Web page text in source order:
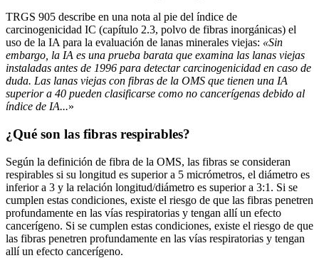
TRGS 905 describe en una nota al pie del índice de
carcinogenicidad IC (capítulo 2.3, polvo de fibras inorgánicas) el
uso de la IA para la evaluación de lanas minerales viejas: «Sin
embargo, la IA es una prueba barata que examina las lanas viejas
instaladas antes de 1996 para detectar carcinogenicidad en caso de
duda. Las lanas viejas con fibras de la OMS que tienen una IA
superior a 40 pueden clasificarse como no cancerígenas debido al
índice de IA...»
¿Qué son las fibras respirables?
Según la definición de fibra de la OMS, las fibras se consideran
respirables si su longitud es superior a 5 micrómetros, el diámetro es
inferior a 3 y la relación longitud/diámetro es superior a 3:1. Si se
cumplen estas condiciones, existe el riesgo de que las fibras penetren
profundamente en las vías respiratorias y tengan allí un efecto
cancerígeno. Si se cumplen estas condiciones, existe el riesgo de que
las fibras penetren profundamente en las vías respiratorias y tengan
allí un efecto cancerígeno.